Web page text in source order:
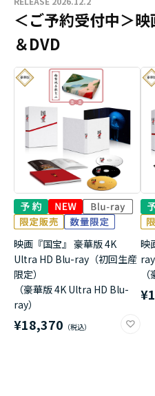
＜ご予約受付中＞
＆DVD
映画『国宝』 豪華版 4K
Ultra HD Blu-ray（初回生産
限定）
（豪華版 4K Ultra HD Blu-
ray）
¥18,370
映